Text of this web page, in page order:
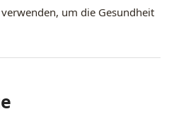
um die Gesundheit